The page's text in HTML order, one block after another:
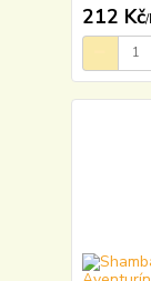
212 Kč/